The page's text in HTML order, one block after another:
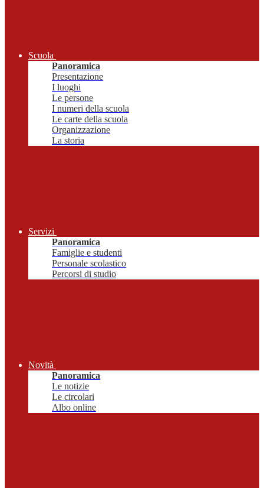
Scuola
Panoramica
Presentazione
I luoghi
Le persone
I numeri della scuola
Le carte della scuola
Organizzazione
La storia
Servizi
Panoramica
Famiglie e studenti
Personale scolastico
Percorsi di studio
Novità
Panoramica
Le notizie
Le circolari
Albo online